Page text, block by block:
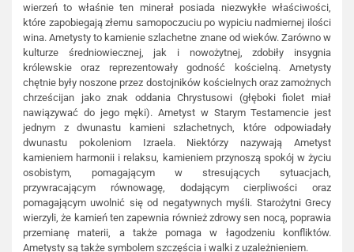
wierzeń to właśnie ten minerał posiada niezwykłe właściwości,
które zapobiegają złemu samopoczuciu po wypiciu nadmiernej ilości
wina. Ametysty to kamienie szlachetne znane od wieków. Zarówno w
kulturze średniowiecznej, jak i nowożytnej, zdobiły insygnia
królewskie oraz reprezentowały godność kościelną. Ametysty
chętnie były noszone przez dostojników kościelnych oraz zamożnych
chrześcijan jako znak oddania Chrystusowi (głęboki fiolet miał
nawiązywać do jego męki). Ametyst w Starym Testamencie jest
jednym z dwunastu kamieni szlachetnych, które odpowiadały
dwunastu pokoleniom Izraela. Niektórzy nazywają Ametyst
kamieniem harmonii i relaksu, kamieniem przynoszą spokój w życiu
osobistym, pomagającym w stresujących sytuacjach,
przywracającym równowagę, dodającym cierpliwości oraz
pomagającym uwolnić się od negatywnych myśli. Starożytni Grecy
wierzyli, że kamień ten zapewnia również zdrowy sen nocą, poprawia
przemianę materii, a także pomaga w łagodzeniu konfliktów.
Ametysty są także symbolem szczęścia i walki z uzależnieniem.